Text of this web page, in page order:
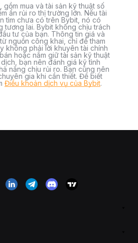
mua và tài sản kỹ thuật số
ẩn rủi ro thị trường lớn. Nếu tài
tìm chưa có trên Bybit, nó có
tương lai. Bybit không chịu trách
tư của bạn. Thông tin giá và
nguồn công khai, chỉ để tham
không phải lời khuyên tài chính
hoặc nắm giữ tài sản kỹ thuật
bạn nên đánh giá kỹ tình
năng chịu rủi ro. Bạn cũng nên
gia khi cần thiết. Để biết
Điều khoản dịch vụ của Bybit.